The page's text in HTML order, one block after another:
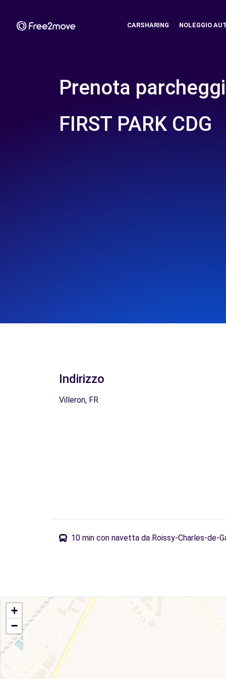
CARSHARING NOLEGGIO
Prenota
FIRST PARK CDG
Indirizzo
Villeron, FR
10 min con navetta da Roissy-Charles-de-
+
−